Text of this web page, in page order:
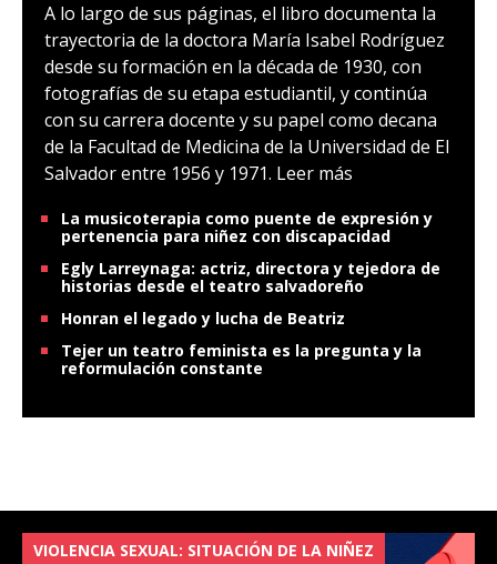
A lo largo de sus páginas, el libro documenta la
trayectoria de la doctora María Isabel Rodríguez
desde su formación en la década de 1930, con
fotografías de su etapa estudiantil, y continúa
con su carrera docente y su papel como decana
de la Facultad de Medicina de la Universidad de El
Salvador entre 1956 y 1971. Leer más
La musicoterapia como puente de expresión y
pertenencia para niñez con discapacidad
Egly Larreynaga: actriz, directora y tejedora de
historias desde el teatro salvadoreño
Honran el legado y lucha de Beatriz
Tejer un teatro feminista es la pregunta y la
reformulación constante
VIOLENCIA SEXUAL: SITUACIÓN DE LA NIÑEZ